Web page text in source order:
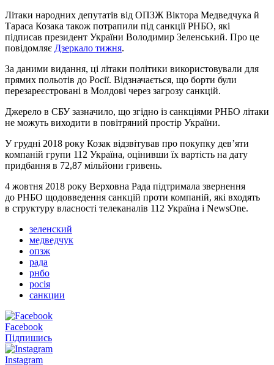
Літаки народних депутатів від ОПЗЖ Віктора Медведчука й
Тараса Козака також потрапили під санкції РНБО, які
підписав президент України Володимир Зеленський. Про це
повідомляє Дзеркало тижня.
За даними видання, ці літаки політики використовували для
прямих польотів до Росії. Відзначається, що борти були
перезареєстровані в Молдові через загрозу санкцій.
Джерело в СБУ зазначило, що згідно із санкціями РНБО літаки
не можуть виходити в повітряний простір України.
У грудні 2018 року Козак відзвітував про покупку дев’яти
компаній групи 112 Україна, оцінивши їх вартість на дату
придбання в 72,87 мільйони гривень.
4 жовтня 2018 року Верховна Рада підтримала звернення
до РНБО щодовведення санкцій проти компаній, які входять
в структуру власності телеканалів 112 Україна і NewsOne.
зеленский
медведчук
опзж
рада
рнбо
росія
санкции
Facebook
Підпишись
Instagram